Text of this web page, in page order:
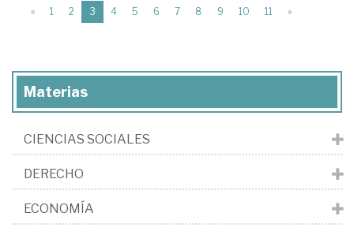
« 1 2 3 (current)
4 5 6 7 8 9 10 11 »
Materias
CIENCIAS SOCIALES
DERECHO
ECONOMÍA